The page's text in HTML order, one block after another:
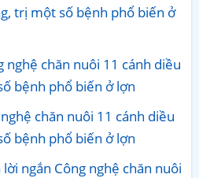
trị một số bệnh phổ biến ở
nghệ chăn nuôi 11 cánh diều
bệnh phổ biến ở lợn
chăn nuôi 11 cánh diều
bệnh phổ biến ở lợn
ngắn Công nghệ chăn nuôi